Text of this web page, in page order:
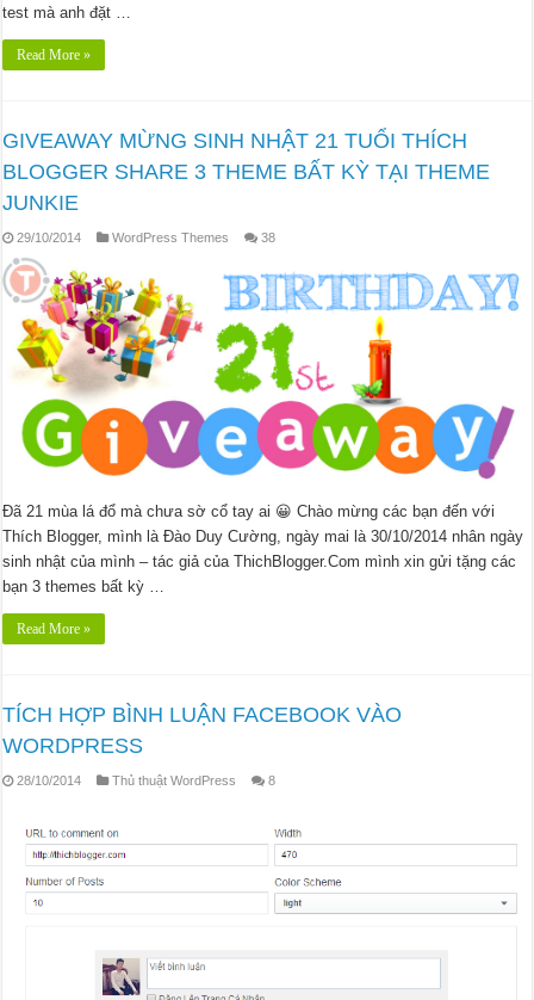
test mà anh đặt …
Read More »
GIVEAWAY MỪNG SINH NHẬT 21 TUỔI THÍCH
BLOGGER SHARE 3 THEME BẤT KỲ TẠI THEME
JUNKIE
29/10/2014 WordPress Themes 38
Đã 21 mùa lá đổ mà chưa sờ cổ tay ai 😀 Chào mừng các bạn đến với
Thích Blogger, mình là Đào Duy Cường, ngày mai là 30/10/2014 nhân ngày
sinh nhật của mình – tác giả của ThichBlogger.Com mình xin gửi tặng các
bạn 3 themes bất kỳ …
Read More »
TÍCH HỢP BÌNH LUẬN FACEBOOK VÀO
WORDPRESS
28/10/2014 Thủ thuật WordPress 8